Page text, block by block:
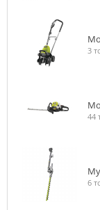
3
44
6